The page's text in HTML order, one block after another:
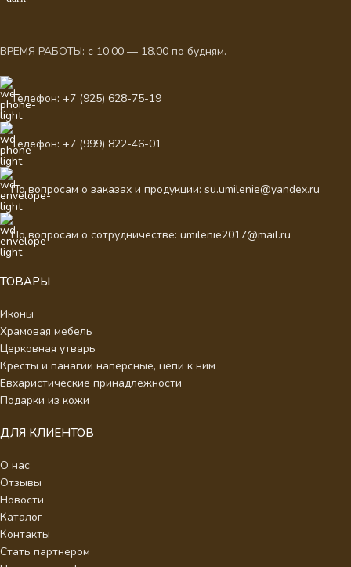
ВРЕМЯ РАБОТЫ: с 10.00 — 18.00 по будням.
Телефон: +7 (925) 628-75-19
Телефон: +7 (999) 822-46-01
По вопросам о заказах и продукции: su.umilenie@yandex.ru
По вопросам о сотрудничестве: umilenie2017@mail.ru
ТОВАРЫ
Иконы
Храмовая мебель
Церковная утварь
Кресты и панагии наперсные, цепи к ним
Евхаристические принадлежности
Подарки из кожи
ДЛЯ КЛИЕНТОВ
О нас
Отзывы
Новости
Каталог
Контакты
Стать партнером